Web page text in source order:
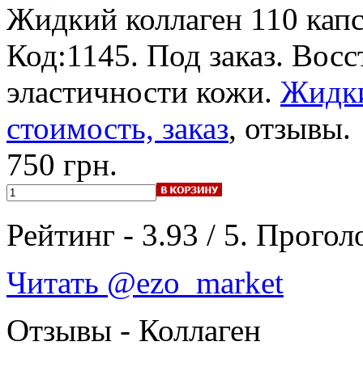
Жидкий коллаген 110
Код:1145. Под заказ.
эластичности кожи.
стоимость, заказ, отзывы.
750 грн.
Рейтинг - 3.93 / 5.
Читать @ezo_market
Отзывы - Коллаген